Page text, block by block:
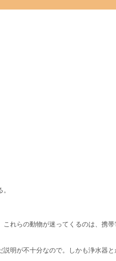
れらの動物が迷ってくるのは、携
明が不十分なので。しかも浄水器